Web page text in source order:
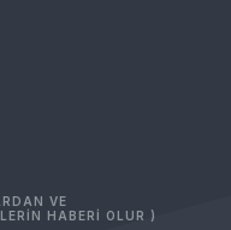
VE
HABERİ OLUR )